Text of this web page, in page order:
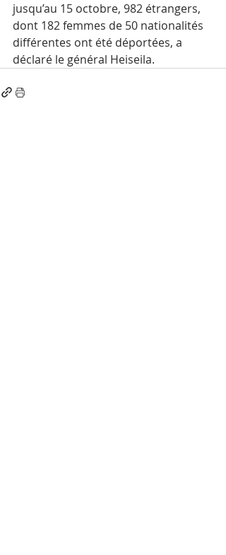
jusqu’au 15 octobre, 982 étrangers,
dont 182 femmes de 50 nationalités
différentes ont été déportées, a
déclaré le général Heiseila.